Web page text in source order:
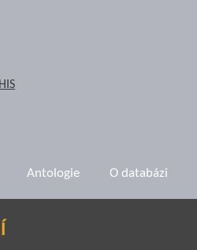
Antologie O databázi